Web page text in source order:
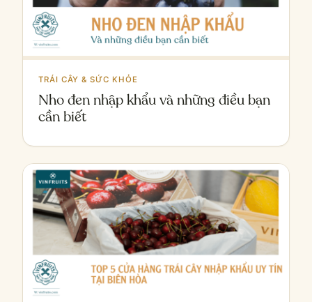
TRÁI CÂY & SỨC KHỎE
Nho đen nhập khẩu và những điều bạn
cần biết